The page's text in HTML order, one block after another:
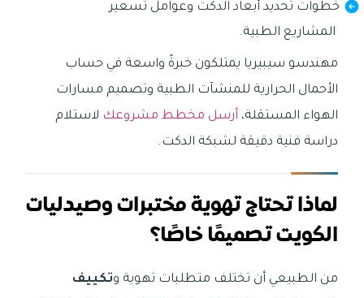
خطوات تحديد أبعاد الدكت وعوامل تسعير
المشاريع الطبية.
مهندسو سيبيريا يمتلكون خبرةً واسعة في حساب
الأحمال الحرارية للمنشآت الطبية وتصميم مسارات
الهواء المستقلة، أرسل مخطط مشروعك لاستلام
دراسة فنية دقيقة لشبكة الدكت.
لماذا تحتاج تهوية مختبرات وصيدليات
الكويت تصميمًا خاصًا؟
من الطبيعي أن تختلف متطلبات تهوية وتكييف